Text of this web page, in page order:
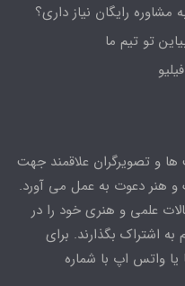
مشاوره رایگان نیاز داری؟
تو تیم ما
ها و تصویرگران علاقمند جهت
هنر دعوت به عمل می آورد.
علمی و هنری خود را در
به اشتراک بگذارند. برای
یا واتس اپ با شماره